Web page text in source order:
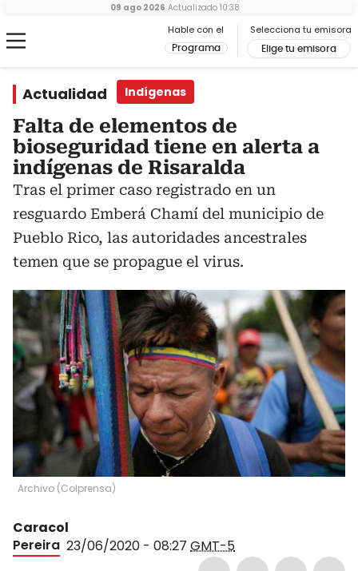
Hable con el
Programa
Selecciona tu emisora
Elige tu emisora
09 ago 2026 Actualizado 10:38
Actualidad Indígenas
Falta de elementos de
bioseguridad tiene en alerta a
indígenas de Risaralda
Tras el primer caso registrado en un
resguardo Emberá Chamí del municipio de
Pueblo Rico, las autoridades ancestrales
temen que se propague el virus.
Archivo (Colprensa)
Caracol
Pereira 23/06/2020 - 08:27 GMT-5